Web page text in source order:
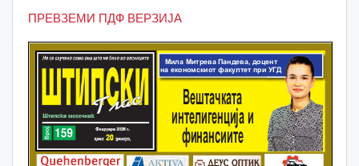
ПРЕВЗЕМИ ПДФ ВЕРЗИЈА